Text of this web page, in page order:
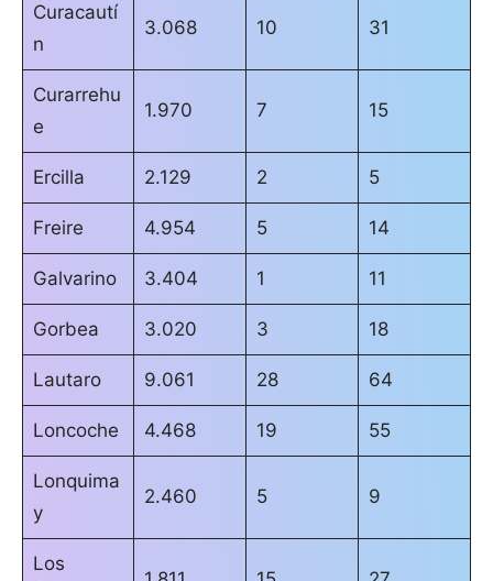
Curacautí
n
3.068 10 31
Curarrehu
e
1.970 7 15
Ercilla 2.129 2 5
Freire 4.954 5 14
Galvarino 3.404 1 11
Gorbea 3.020 3 18
Lautaro 9.061 28 64
Loncoche 4.468 19 55
Lonquima
y
2.460 5 9
Los